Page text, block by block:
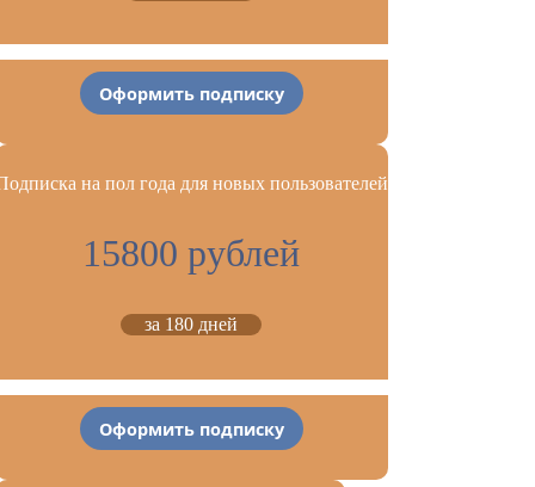
Оформить подписку
на пол года для новых пользователей
15800 рублей
за 180 дней
Оформить подписку